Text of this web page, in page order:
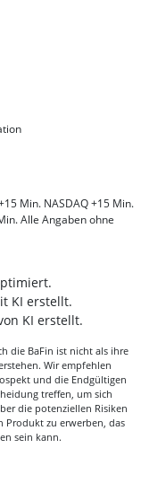
Min. NASDAQ +15 Min.
Alle Angaben ohne
KI erstellt.
KI erstellt.
die BaFin ist nicht als ihre
Wir empfehlen
und die Endgültigen
treffen, um sich
die potenziellen Risiken
Produkt zu erwerben, das
sein kann.